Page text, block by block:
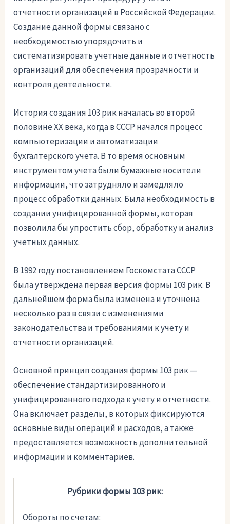
отчетности организаций в Российской Федерации.
Создание данной формы связано с
необходимостью упорядочить и
систематизировать учетные данные и отчетность
организаций для обеспечения прозрачности и
контроля деятельности.
История создания 103 рик началась во второй
половине XX века, когда в СССР начался процесс
компьютеризации и автоматизации
бухгалтерского учета. В то время основным
инструментом учета были бумажные носители
информации, что затрудняло и замедляло
процесс обработки данных. Была необходимость в
создании унифицированной формы, которая
позволила бы упростить сбор, обработку и анализ
учетных данных.
В 1992 году постановлением Госкомстата СССР
была утверждена первая версия формы 103 рик. В
дальнейшем форма была изменена и уточнена
несколько раз в связи с изменениями
законодательства и требованиями к учету и
отчетности организаций.
Основной принцип создания формы 103 рик —
обеспечение стандартизированного и
унифицированного подхода к учету и отчетности.
Она включает разделы, в которых фиксируются
основные виды операций и расходов, а также
предоставляется возможность дополнительной
информации и комментариев.
Рубрики формы 103 рик:
Обороты по счетам: